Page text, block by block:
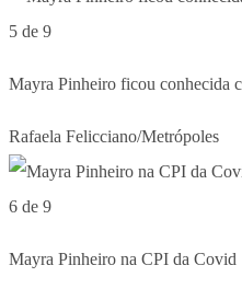
5 de 9
Mayra Pinheiro ficou conhecida
Rafaela Felicciano/Metrópoles
6 de 9
Mayra Pinheiro na CPI da Covid